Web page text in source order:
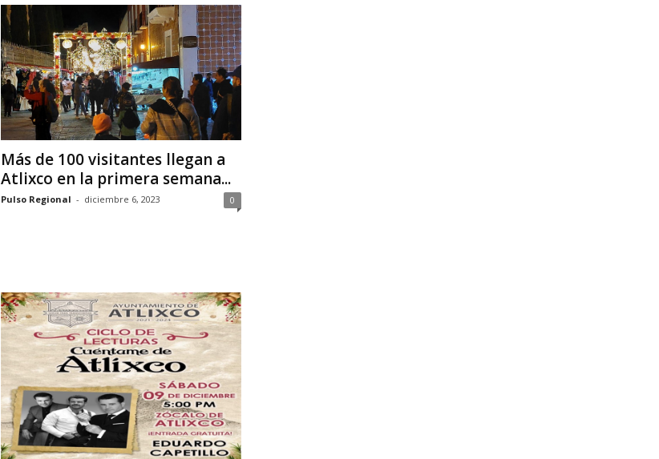
Más de 100 visitantes llegan a
Atlixco en la primera semana...
Pulso Regional - diciembre 6, 2023 0